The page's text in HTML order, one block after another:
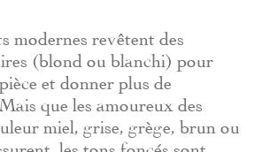
modernes revêtent des
(blond ou blanchi) pour
et donner plus de
que les amoureux des
miel, grise, grège, brun ou
les tons foncés sont